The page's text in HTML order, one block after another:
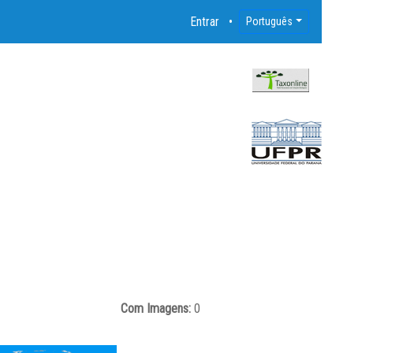
Entrar Português
Com Imagens: 0